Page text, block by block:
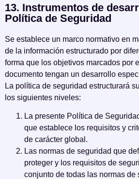
13. Instrumentos de
Política de Seguridad
Se establece un marco normativo en
de la información estructurado por
forma que los objetivos marcados por
documento tengan un desarrollo
La política de seguridad estructurará
los siguientes niveles:
La presente Política de
que establece los requisitos y
de carácter global.
Las normas de seguridad que
proteger y los requisitos de
conjunto de todas las normas de